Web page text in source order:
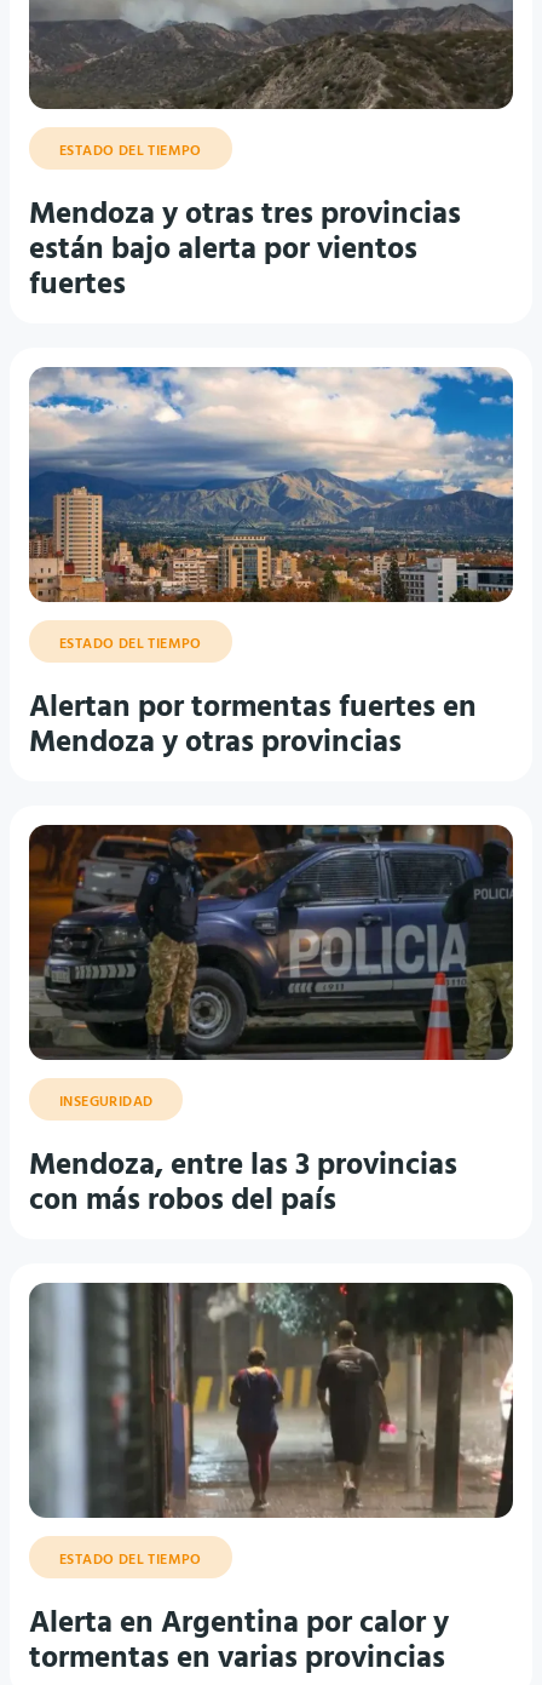
ESTADO DEL TIEMPO
Mendoza y otras tres provincias
están bajo alerta por vientos
fuertes
ESTADO DEL TIEMPO
Alertan por tormentas fuertes en
Mendoza y otras provincias
INSEGURIDAD
Mendoza, entre las 3 provincias
con más robos del país
ESTADO DEL TIEMPO
Alerta en Argentina por calor y
tormentas en varias provincias